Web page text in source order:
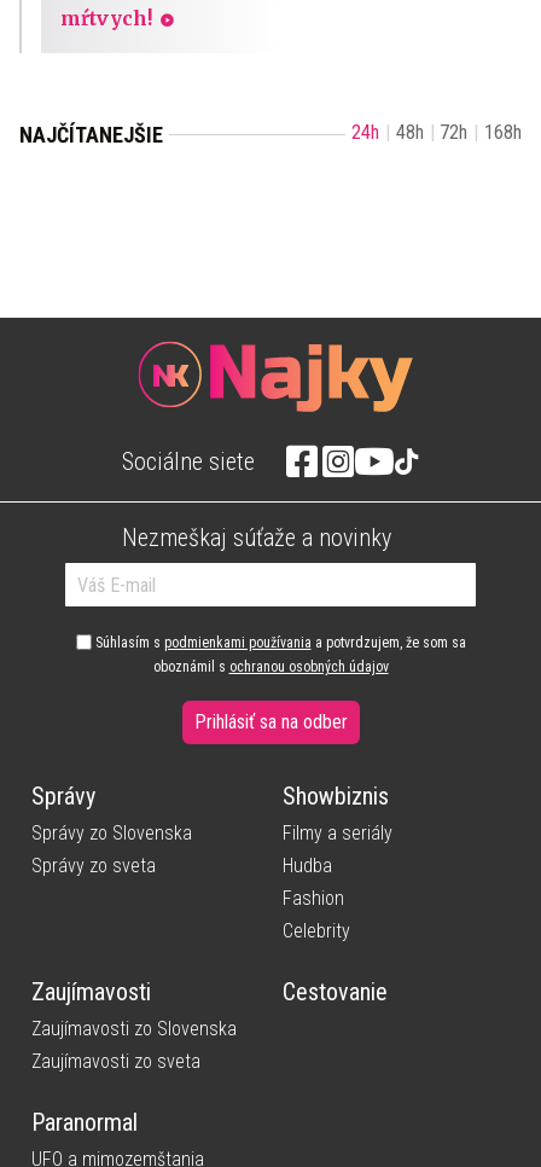
mŕtvych!
NAJČÍTANEJŠIE 24h 48h 72h 168h
Sociálne siete
Nezmeškaj súťaže a novinky
Súhlasím s podmienkami používania a potvrdzujem, že som sa
oboznámil s ochranou osobných údajov
Prihlásiť sa na odber
Správy
Správy zo Slovenska
Správy zo sveta
Showbiznis
Filmy a seriály
Hudba
Fashion
Celebrity
Zaujímavosti
Zaujímavosti zo Slovenska
Zaujímavosti zo sveta
Cestovanie
Paranormal
UFO a mimozemštania